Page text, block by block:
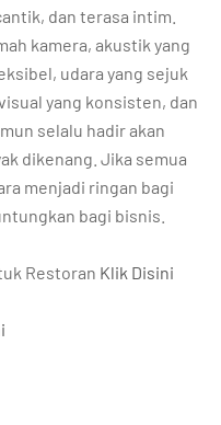
dan terasa intim.
kamera, akustik yang
udara yang sejuk
yang konsisten, dan
selalu hadir akan
dikenang. Jika semua
menjadi ringan bagi
bagi bisnis.
Restoran Klik Disini